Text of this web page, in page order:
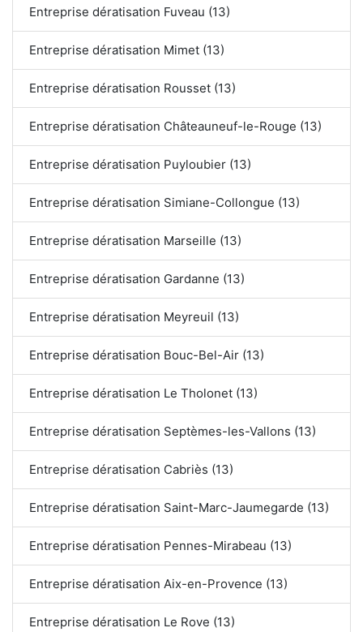
Entreprise dératisation Fuveau (13)
Entreprise dératisation Mimet (13)
Entreprise dératisation Rousset (13)
Entreprise dératisation Châteauneuf-le-Rouge (13)
Entreprise dératisation Puyloubier (13)
Entreprise dératisation Simiane-Collongue (13)
Entreprise dératisation Marseille (13)
Entreprise dératisation Gardanne (13)
Entreprise dératisation Meyreuil (13)
Entreprise dératisation Bouc-Bel-Air (13)
Entreprise dératisation Le Tholonet (13)
Entreprise dératisation Septèmes-les-Vallons (13)
Entreprise dératisation Cabriès (13)
Entreprise dératisation Saint-Marc-Jaumegarde (13)
Entreprise dératisation Pennes-Mirabeau (13)
Entreprise dératisation Aix-en-Provence (13)
Entreprise dératisation Le Rove (13)